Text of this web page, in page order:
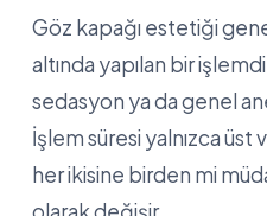
Göz kapağı estetiği
altında yapılan bir
sedasyon ya da genel
İşlem süresi yalnızca üst
her ikisine birden mi